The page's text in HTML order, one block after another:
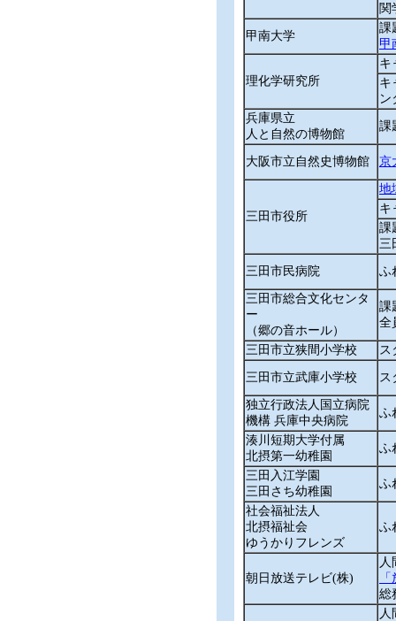
関
甲南大学
課
甲
理化学研究所
キ
キ
ン
兵庫県立
人と自然の博物館
課
大阪市立自然史博物館 京
三田市役所
地
キ
課
三
三田市民病院 ふ
三田市総合文化センタ
ー
（郷の音ホール）
課
全
三田市立狭間小学校 ス
三田市立武庫小学校 ス
独立行政法人国立病院
機構 兵庫中央病院
ふ
湊川短期大学付属
北摂第一幼稚園
ふ
三田入江学園
三田さち幼稚園
ふ
社会福祉法人
北摂福祉会
ゆうかりフレンズ
ふ
朝日放送テレビ(株)
総